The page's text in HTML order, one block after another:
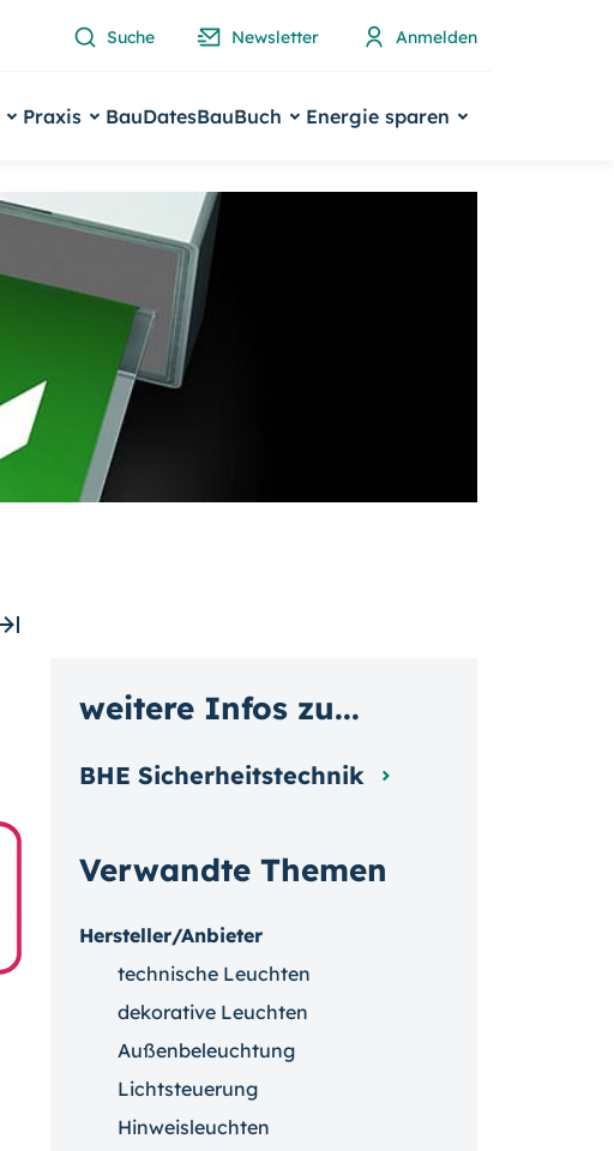
Suche Newsletter Anmelden
Praxis BauDatesBauBuch Energie sparen
Verwandte Themen
Hersteller/Anbieter
technische Leuchten
dekorative Leuchten
Außenbeleuchtung
Lichtsteuerung
Hinweisleuchten
weitere Infos zu...
BHE Sicherheitstechnik